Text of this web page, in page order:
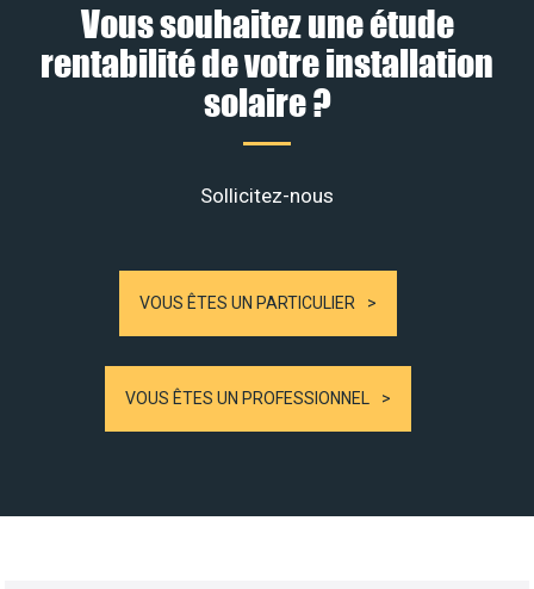
Vous souhaitez une étude
rentabilité de votre installation
solaire ?
Sollicitez-nous
VOUS ÊTES UN PARTICULIER
VOUS ÊTES UN PROFESSIONNEL